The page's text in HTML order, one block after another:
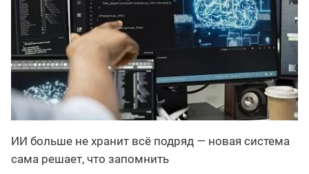
ИИ больше не хранит всё подряд — новая система
сама решает, что запомнить